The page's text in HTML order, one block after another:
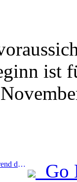
ist
Prev:Der Flughafen Daxing wird während der Feiertage zum „Nationalfeiertag“ im Jahr 2025 über 1,3 Millionen Passagiere befördern
Go